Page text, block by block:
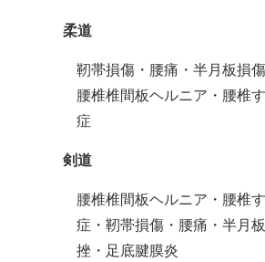
柔道
靭帯損傷・腰痛・半月板損
腰椎椎間板ヘルニア・腰椎
症
剣道
腰椎椎間板ヘルニア・腰椎
症・靭帯損傷・腰痛・半月
挫・足底腱膜炎